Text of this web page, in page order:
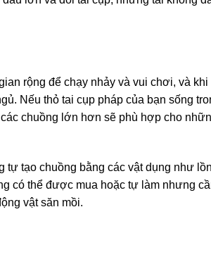
rộng để chạy nhảy và vui chơi, và khi
Nếu thỏ tai cụp pháp của bạn sống
chuồng lớn hơn sẽ phù hợp cho
tạo chuồng bằng các vật dụng như
có thể được mua hoặc tự làm nhưng
vật săn mồi.